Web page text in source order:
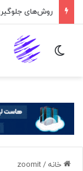
تغییر پوسته
خانه /
zoomit